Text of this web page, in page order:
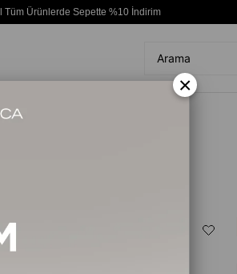
Tüm Ürünlerde Sepette %10 İndirim
×